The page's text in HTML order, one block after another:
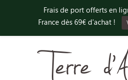
Frais de port offerts en
France dès 69€ d'achat !